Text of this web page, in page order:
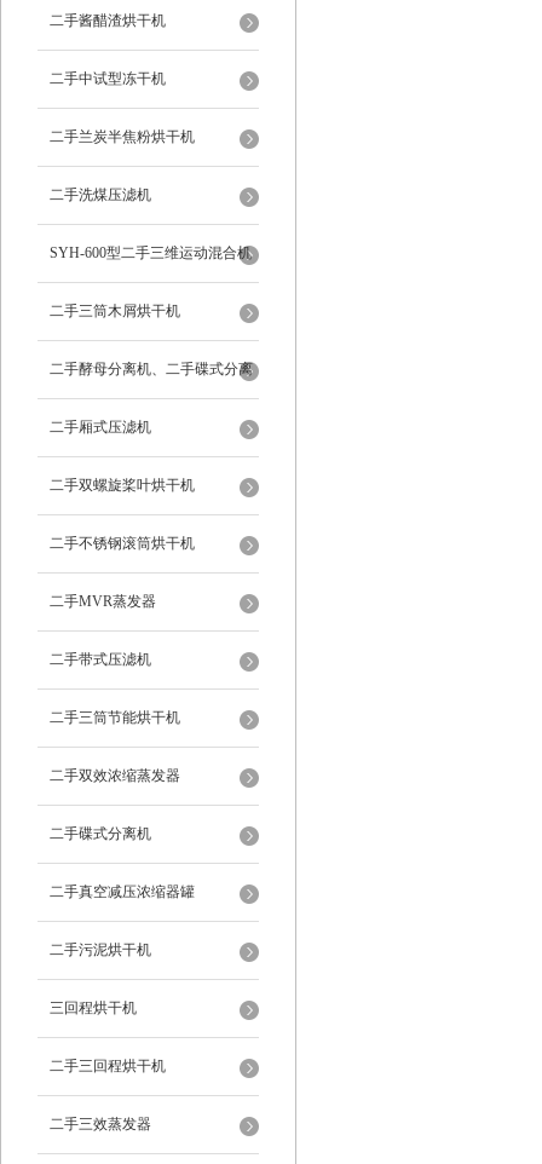
二手酱醋渣烘干机
二手中试型冻干机
二手兰炭半焦粉烘干机
二手洗煤压滤机
SYH-600型二手三维运动混合机
二手三筒木屑烘干机
二手酵母分离机、二手碟式分离
机
二手厢式压滤机
二手双螺旋桨叶烘干机
二手不锈钢滚筒烘干机
二手MVR蒸发器
二手带式压滤机
二手三筒节能烘干机
二手双效浓缩蒸发器
二手碟式分离机
二手真空减压浓缩器罐
二手污泥烘干机
三回程烘干机
二手三回程烘干机
二手三效蒸发器